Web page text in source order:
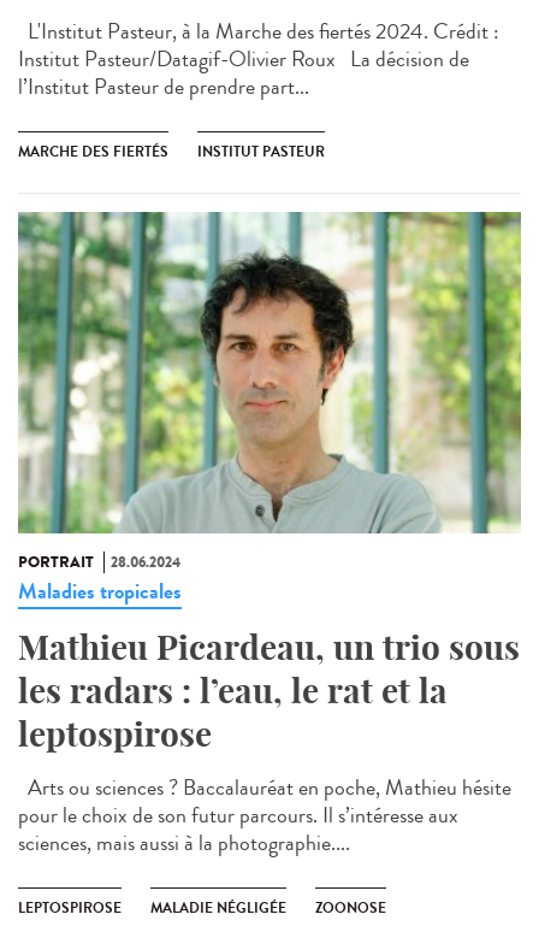
L'Institut Pasteur, à la Marche des fiertés 2024. Crédit :
Institut Pasteur/Datagif-Olivier Roux La décision de
l’Institut Pasteur de prendre part...
MARCHE DES FIERTÉS INSTITUT PASTEUR
PORTRAIT 28.06.2024
Maladies tropicales
Mathieu Picardeau, un trio sous
les radars : l’eau, le rat et la
leptospirose
Arts ou sciences ? Baccalauréat en poche, Mathieu hésite
pour le choix de son futur parcours. Il s’intéresse aux
sciences, mais aussi à la photographie....
LEPTOSPIROSE MALADIE NÉGLIGÉE ZOONOSE